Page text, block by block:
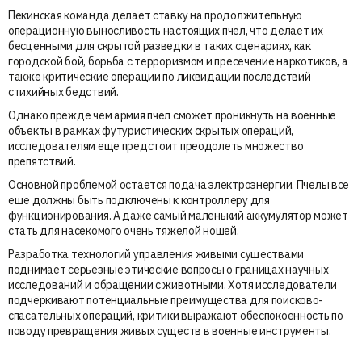
Пекинская команда делает ставку на продолжительную
операционную выносливость настоящих пчел, что делает их
бесценными для скрытой разведки в таких сценариях, как
городской бой, борьба с терроризмом и пресечение наркотиков, а
также критические операции по ликвидации последствий
стихийных бедствий.
Однако прежде чем армия пчел сможет проникнуть на военные
объекты в рамках футуристических скрытых операций,
исследователям еще предстоит преодолеть множество
препятствий.
Основной проблемой остается подача электроэнергии. Пчелы все
еще должны быть подключены к контроллеру для
функционирования. А даже самый маленький аккумулятор может
стать для насекомого очень тяжелой ношей.
Разработка технологий управления живыми существами
поднимает серьезные этические вопросы о границах научных
исследований и обращении с животными. Хотя исследователи
подчеркивают потенциальные преимущества для поисково-
спасательных операций, критики выражают обеспокоенность по
поводу превращения живых существ в военные инструменты.